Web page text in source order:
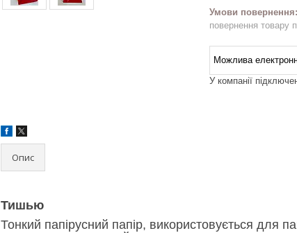
повернення товару
У компанії
Опис
Тишью
Тонкий папірусний папір, використовується для